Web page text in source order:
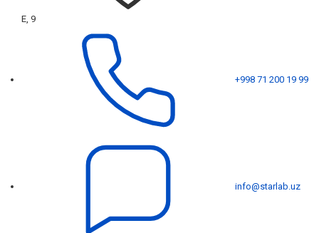
Е, 9
+998 71 200 19 99
info@starlab.uz